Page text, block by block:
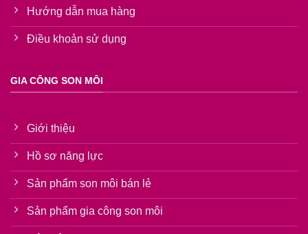
Hướng dẫn mua hàng
Điều khoản sử dụng
GIA CÔNG SON MÔI
Giới thiệu
Hồ sơ năng lực
Sản phẩm son môi bán lẻ
Sản phẩm gia công son môi